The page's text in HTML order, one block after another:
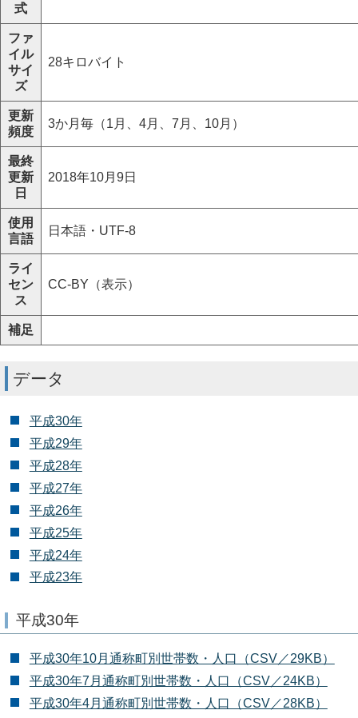
式
ファ
イル
サイ
ズ
28キロバイト
更新
頻度
3か月毎（1月、4月、7月、10月）
最終
更新
日
2018年10月9日
使用
言語
日本語・UTF-8
ライ
セン
ス
CC-BY（表示）
補足
データ
平成30年
平成29年
平成28年
平成27年
平成26年
平成25年
平成24年
平成23年
平成30年
平成30年10月通称町別世帯数・人口（CSV／29KB）
平成30年7月通称町別世帯数・人口（CSV／24KB）
平成30年4月通称町別世帯数・人口（CSV／28KB）